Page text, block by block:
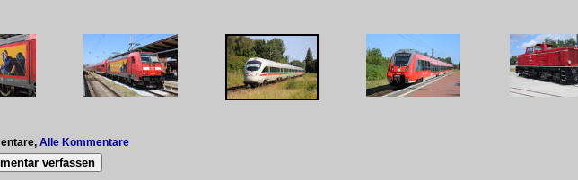
Alle Kommentare
verfassen